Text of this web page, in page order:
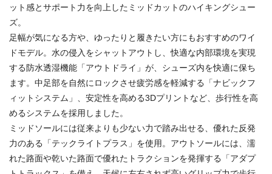
ット感とサポート力を向上したミッドカットのハイキングシュー
ズ。
足幅が気になる方や、ゆったりと履きたい方にもおすすめのワイ
ドモデル。水の侵入をシャットアウトし、快適な内部環境を実現
する防水透湿機能「アウトドライ」が、シューズ内を快適に保ち
ます。中足部を自然にロックさせ疲労感を軽減する「ナビックフ
ィットシステム」、安定性を高める3Dプリントなど、歩行性を高
めるシステムを採用しました。
ミッドソールには従来よりも少ない力で踏み出せる、優れた反発
力のある「テックライトプラス」を使用。アウトソールには、濡
れた路面や乾いた路面で優れたトラクションを発揮する「アダプ